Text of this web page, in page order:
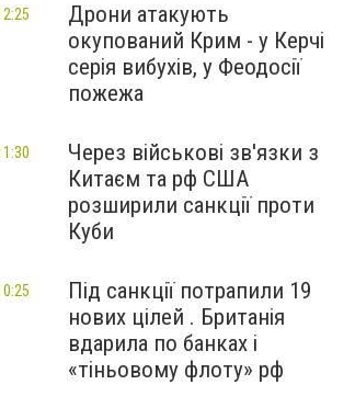
Дрони атакують
окупований Крим - у Керчі
серія вибухів, у Феодосії
пожежа
Через військові зв'язки з
Китаєм та рф США
розширили санкції проти
Куби
Під санкції потрапили 19
нових цілей . Британія
вдарила по банках і
«тіньовому флоту» рф